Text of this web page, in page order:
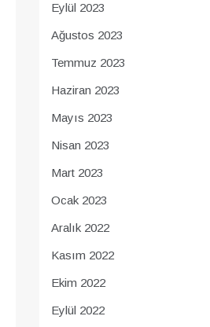
Eylül 2023
Ağustos 2023
Temmuz 2023
Haziran 2023
Mayıs 2023
Nisan 2023
Mart 2023
Ocak 2023
Aralık 2022
Kasım 2022
Ekim 2022
Eylül 2022